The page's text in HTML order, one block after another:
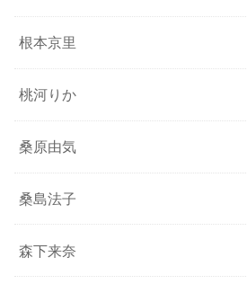
根本京里
桃河りか
桑原由気
桑島法子
森下来奈